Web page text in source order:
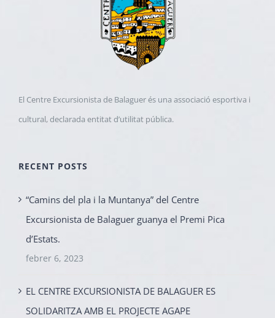
El Centre Excursionista de Balaguer és una associació esportiva i
cultural, declarada entitat d’utilitat pública.
RECENT POSTS
“Camins del pla i la Muntanya” del Centre
Excursionista de Balaguer guanya el Premi Pica
d’Estats.
febrer 6, 2023
EL CENTRE EXCURSIONISTA DE BALAGUER ES
SOLIDARITZA AMB EL PROJECTE AGAPE